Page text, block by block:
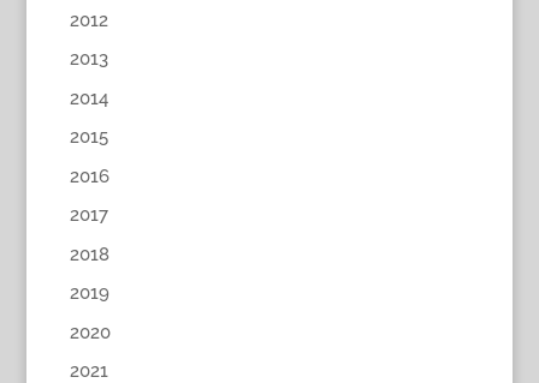
2012
2013
2014
2015
2016
2017
2018
2019
2020
2021